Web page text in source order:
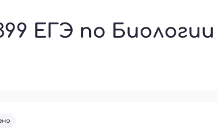
ЕГЭ по Биологии